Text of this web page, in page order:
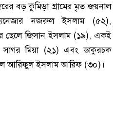
বড় কুমিড়া গ্রামের মৃত জয়নাল
নজরুল ইসলাম (৫২),
ছেলে জিসান ইসলাম (১৯), একই
সাগর মিয়া (২১) এবং ডাকুরচক
আরিফুল ইসলাম আরিফ (৩০)।